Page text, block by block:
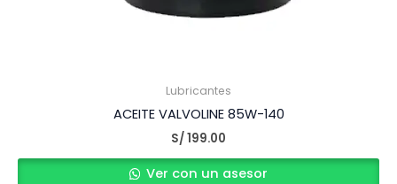
Lubricantes
ACEITE VALVOLINE 85W-140
S/199.00
Ver con un asesor